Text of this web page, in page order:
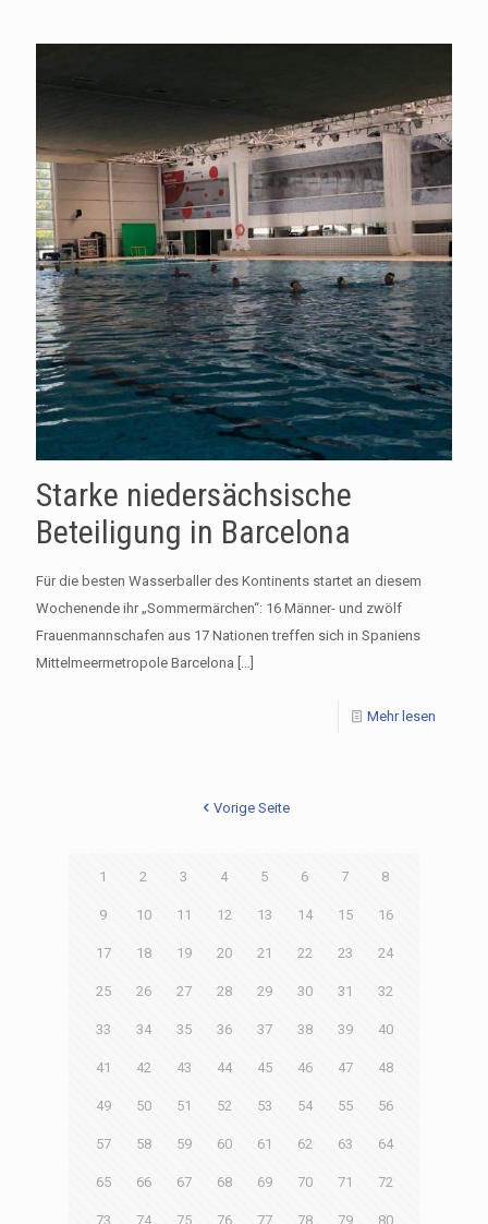
Starke niedersächsische
Beteiligung in Barcelona
Für die besten Wasserballer des Kontinents startet an diesem
Wochenende ihr „Sommermärchen“: 16 Männer- und zwölf
Frauenmannschafen aus 17 Nationen treffen sich in Spaniens
Mittelmeermetropole Barcelona […]
Mehr lesen
Vorige Seite
1 2 3 4 5 6 7 8
9 10 11 12 13 14 15 16
17 18 19 20 21 22 23 24
25 26 27 28 29 30 31 32
33 34 35 36 37 38 39 40
41 42 43 44 45 46 47 48
49 50 51 52 53 54 55 56
57 58 59 60 61 62 63 64
65 66 67 68 69 70 71 72
73 74 75 76 77 78 79 80